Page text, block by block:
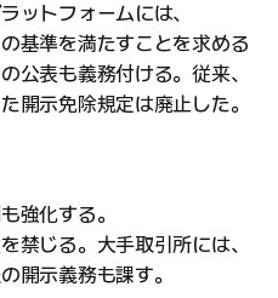
ットフォームには、
基準を満たすことを求める
公表も義務付ける。従来、
開示免除規定は廃止した。
強化する。
禁じる。大手取引所には、
開示義務も課す。